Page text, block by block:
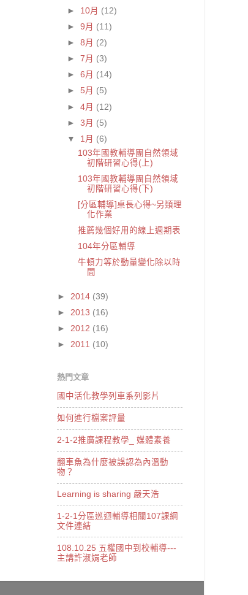
► 10月 (12)
►9月 (11)
►8月 (2)
►7月 (3)
►6月 (14)
► 5月 (5)
►4月 (12)
►3月 (5)
▼ 1月 (6)
103年國教輔導團自然領域
初階研習心得(上)
103年國教輔導團自然領域
初階研習心得(下)
[分區輔導]桌長心得~另類理
化作業
推薦幾個好用的線上週期表
104年分區輔導
牛頓力等於動量變化除以時
間
► 2014 (39)
► 2013 (16)
► 2012 (16)
► 2011 (10)
熱門文章
國中活化教學列車系列影片
如何進行檔案評量
2-1-2推廣課程教學_ 媒體素養
翻車魚為什麼被誤認為內溫動
物？
Learning is sharing 嚴天浩
1-2-1分區巡迴輔導相關107課綱
文件連結
108.10.25 五權國中到校輔導---
主講許淑娟老師